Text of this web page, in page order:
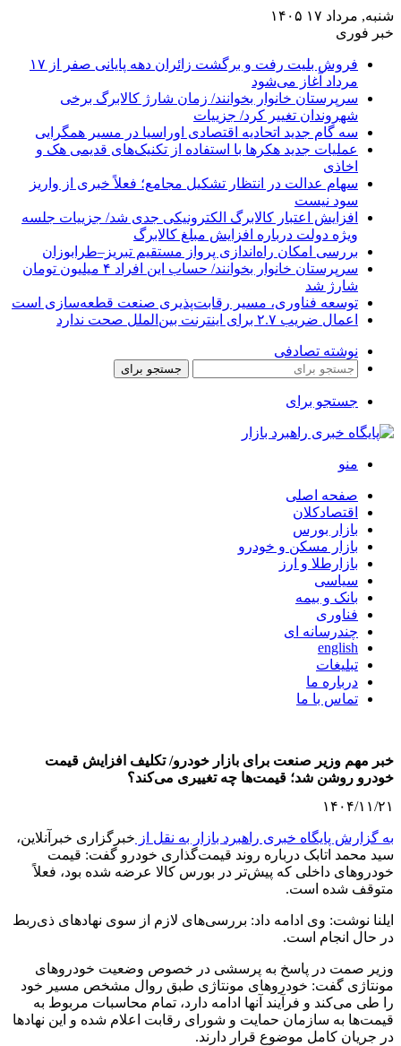
شنبه, مرداد ۱۷ ۱۴۰۵
خبر فوری
فروش بلیت رفت و برگشت زائران دهه پایانی صفر از ۱۷
مرداد آغاز می‌شود
سرپرستان خانوار بخوانند/ زمان شارژ کالابرگ برخی
شهروندان تغییر کرد/ جزییات
سه گام جدید اتحادیه اقتصادی اوراسیا در مسیر همگرایی
عملیات جدید هکرها با استفاده از تکنیک‌های قدیمی هک و
اخاذی
سهام عدالت در انتظار تشکیل مجامع؛ فعلاً خبری از واریز
سود نیست
افزایش اعتبار کالابرگ الکترونیکی جدی شد/ جزییات جلسه
ویژه دولت درباره افزایش مبلغ کالابرگ
بررسی امکان راه‌اندازی پرواز مستقیم تبریز–طرابوزان
سرپرستان خانوار بخوانند/ حساب این افراد ۴ میلیون تومان
شارژ شد
توسعه فناوری، مسیر رقابت‌پذیری صنعت قطعه‌سازی است
اعمال ضریب ۲.۷ برای اینترنت بین‌الملل صحت ندارد
نوشته تصادفی
جستجو برای
جستجو برای
منو
صفحه اصلی
اقتصادکلان
بازار بورس
بازار مسکن و خودرو
بازارطلا و ارز
سیاسی
بانک و بیمه
فناوری
چندرسانه ای
english
تبلیغات
درباره ما
تماس با ما
خبر مهم وزیر صنعت برای بازار خودرو/ تکلیف افزایش قیمت
خودرو روشن شد؛ قیمت‌ها چه تغییری می‌کند؟
۱۴۰۴/۱۱/۲۱
به گزارش پایگاه خبری راهبرد بازار به نقل از خبرگزاری خبرآنلاین،
سید محمد اتابک درباره روند قیمت‌گذاری خودرو گفت: قیمت
خودروهای داخلی که پیش‌تر در بورس کالا عرضه شده بود، فعلاً
متوقف شده است.
ایلنا نوشت: وی ادامه داد: بررسی‌های لازم از سوی نهادهای ذی‌ربط
در حال انجام است.
وزیر صمت در پاسخ به پرسشی در خصوص وضعیت خودروهای
مونتاژی گفت: خودروهای مونتاژی طبق روال مشخص مسیر خود
را طی می‌کند و فرآیند آنها ادامه دارد، تمام محاسبات مربوط به
قیمت‌ها به سازمان حمایت و شورای رقابت اعلام شده و این نهادها
در جریان کامل موضوع قرار دارند.